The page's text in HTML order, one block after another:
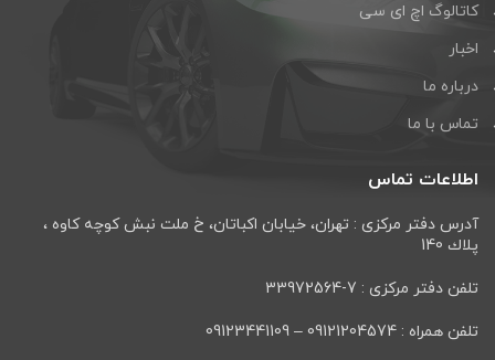
کاتالوگ اچ ای سی
اخبار
درباره ما
تماس با ما
اطلاعات تماس
آدرس دفتر مرکزی : تهران، خيابان اكباتان، خ ملت نبش كوچه كاوه ،
پلاك 140
تلفن دفتر مرکزی : 7-33972564
تلفن همراه : 09121204574 – 09123441109